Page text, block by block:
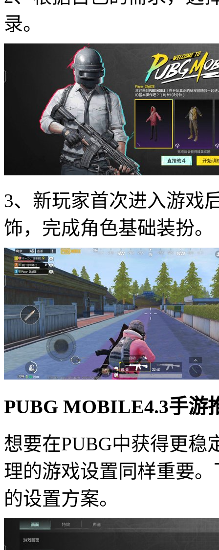
录。
3、新玩家首次进入游戏
饰，完成角色基础装扮。
PUBG MOBILE4.3手游
想要在PUBG中获得更稳
理的游戏设置同样重要
的设置方案。